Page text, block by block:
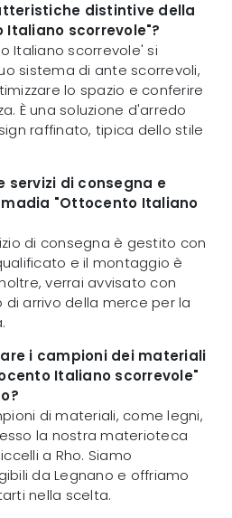
distintive della
scorrevole"?
Italiano scorrevole' si
sistema di ante scorrevoli,
lo spazio e conferire
È una soluzione d'arredo
raffinato, tipica dello stile
servizi di consegna e
"Ottocento Italiano
di consegna è gestito con
e il montaggio è
verrai avvisato con
di arrivo della merce per la
i campioni dei materiali
Italiano scorrevole"
di materiali, come legni,
la nostra materioteca
a Rho. Siamo
da Legnano e offriamo
nella scelta.